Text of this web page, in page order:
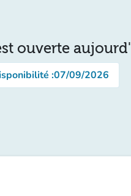
ouverte
:07/09/2026